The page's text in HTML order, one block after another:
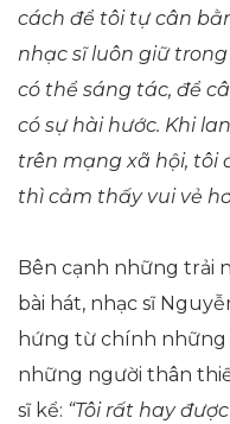
cách để tôi tự cân
nhạc sĩ luôn giữ
có thể sáng tác, để
có sự hài hước. Khi
trên mạng xã hội, tôi
thì cảm thấy vui vẻ
Bên cạnh những trải
bài hát, nhạc sĩ
hứng từ chính những
những người thân
sĩ kể: “Tôi rất hay